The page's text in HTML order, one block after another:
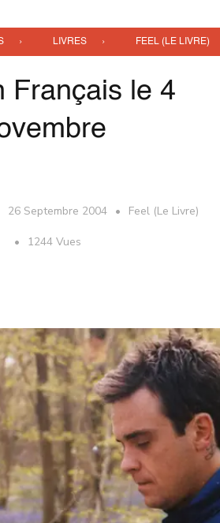
LIVRES FEEL (LE LIVRE)
Français le 4
26 Septembre 2004 Feel (Le Livre)
1244 Vues